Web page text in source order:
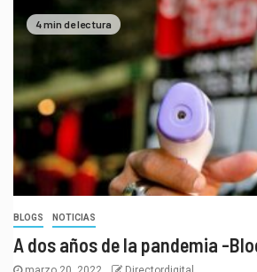
4 min de lectura
BLOGS NOTICIAS
A dos años de la pandemia -